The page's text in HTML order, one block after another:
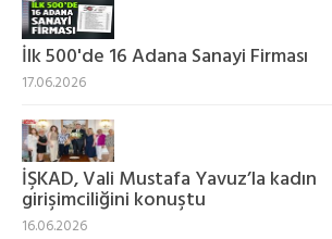
İlk 500'de 16 Adana Sanayi Firması
17.06.2026
İŞKAD, Vali Mustafa Yavuz’la kadın
girişimciliğini konuştu
16.06.2026